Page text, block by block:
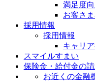
満足度
お客さ
採用情報
採用情報
キャリ
スマイルすまい
保険金・給付金の
お近くの金融